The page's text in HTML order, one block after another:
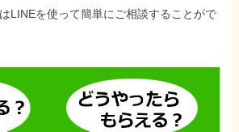
LINEを使って簡単にご相談することがで